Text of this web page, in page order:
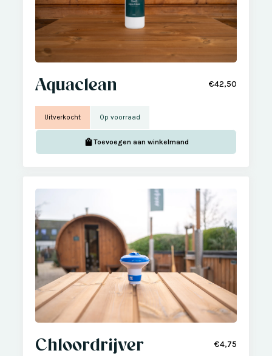
Aquaclean €42,50
Uitverkocht Op voorraad
Toevoegen aan winkelmand
Chloordrijver €4,75